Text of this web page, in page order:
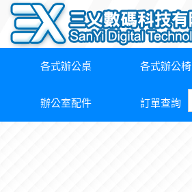
各式辦公桌 各式辦公椅
辦公室配件 訂單查詢